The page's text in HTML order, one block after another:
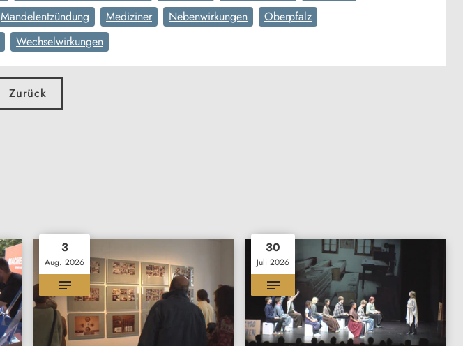
Mandelentzündung Mediziner Nebenwirkungen
Oberpfalz
Wechselwirkungen
Zurück
3
Aug. 2026
30
Juli 2026